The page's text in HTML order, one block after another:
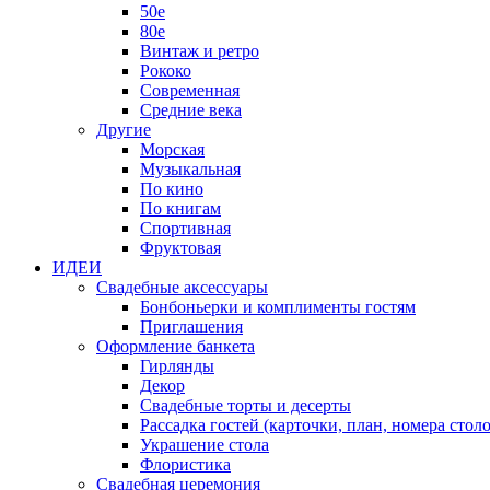
50е
80е
Винтаж и ретро
Рококо
Современная
Средние века
Другие
Морская
Музыкальная
По кино
По книгам
Спортивная
Фруктовая
ИДЕИ
Свадебные аксессуары
Бонбоньерки и комплименты гостям
Приглашения
Оформление банкета
Гирлянды
Декор
Свадебные торты и десерты
Рассадка гостей (карточки, план, номера
Украшение стола
Флористика
Свадебная церемония